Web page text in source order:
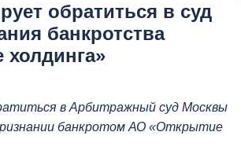
обратиться в суд
банкротства
в Арбитражный суд Москвы
банкротом АО «Открытие